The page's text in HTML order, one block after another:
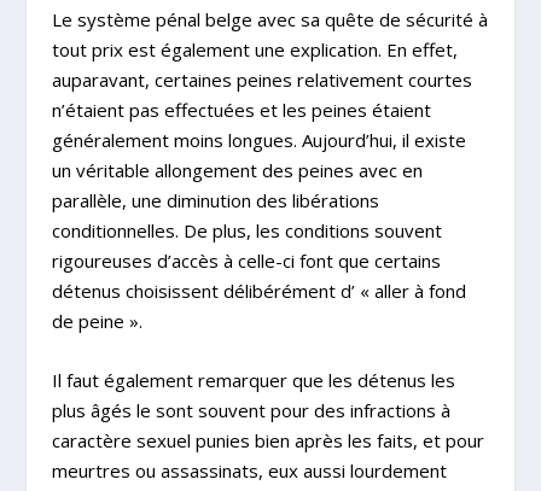
Le système pénal belge avec sa quête de sécurité à
tout prix est également une explication. En effet,
auparavant, certaines peines relativement courtes
n’étaient pas effectuées et les peines étaient
généralement moins longues. Aujourd’hui, il existe
un véritable allongement des peines avec en
parallèle, une diminution des libérations
conditionnelles. De plus, les conditions souvent
rigoureuses d’accès à celle-ci font que certains
détenus choisissent délibérément d’ « aller à fond
de peine ».
Il faut également remarquer que les détenus les
plus âgés le sont souvent pour des infractions à
caractère sexuel punies bien après les faits, et pour
meurtres ou assassinats, eux aussi lourdement